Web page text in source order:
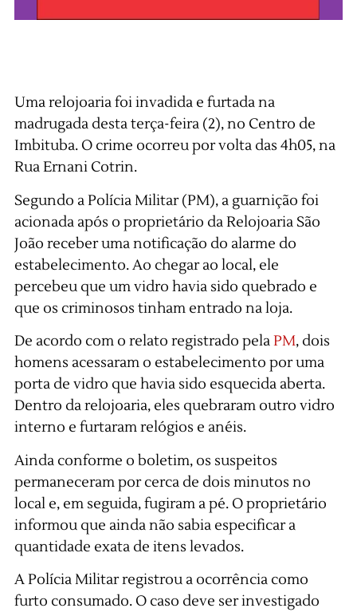
Uma relojoaria foi invadida e furtada na
madrugada desta terça-feira (2), no Centro de
Imbituba. O crime ocorreu por volta das 4h05, na
Rua Ernani Cotrin.
Segundo a Polícia Militar (PM), a guarnição foi
acionada após o proprietário da Relojoaria São
João receber uma notificação do alarme do
estabelecimento. Ao chegar ao local, ele
percebeu que um vidro havia sido quebrado e
que os criminosos tinham entrado na loja.
De acordo com o relato registrado pelaPM, dois
homens acessaram o estabelecimento por uma
porta de vidro que havia sido esquecida aberta.
Dentro da relojoaria, eles quebraram outro vidro
interno e furtaram relógios e anéis.
Ainda conforme o boletim, os suspeitos
permaneceram por cerca de dois minutos no
local e, em seguida, fugiram a pé. O proprietário
informou que ainda não sabia especificar a
quantidade exata de itens levados.
A Polícia Militar registrou a ocorrência como
furto consumado. O caso deve ser investigado